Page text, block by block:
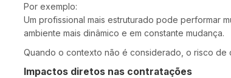
Por exemplo:
Um profissional mais estruturado pode performar
ambiente mais dinâmico e em constante mudança.
Quando o contexto não é considerado, o risco de
Impactos diretos nas contratações